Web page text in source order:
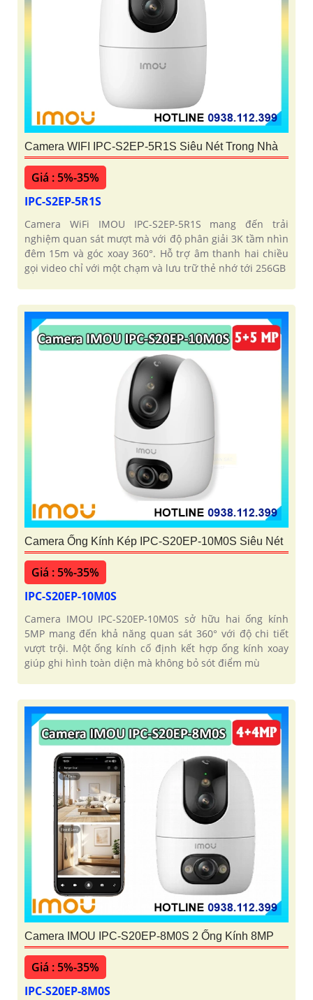
Camera WIFI IPC-S2EP-5R1S Siêu Nét Trong Nhà
Giá : 5%-35%
IPC-S2EP-5R1S
Camera WiFi IMOU IPC-S2EP-5R1S mang đến trải
nghiệm quan sát mượt mà với độ phân giải 3K tầm nhìn
đêm 15m và góc xoay 360°. Hỗ trợ âm thanh hai chiều
gọi video chỉ với một chạm và lưu trữ thẻ nhớ tới 256GB
Camera Ống Kính Kép IPC-S20EP-10M0S Siêu Nét
Giá : 5%-35%
IPC-S20EP-10M0S
Camera IMOU IPC-S20EP-10M0S sở hữu hai ống kính
5MP mang đến khả năng quan sát 360° với độ chi tiết
vượt trội. Một ống kính cố định kết hợp ống kính xoay
giúp ghi hình toàn diện mà không bỏ sót điểm mù
Camera IMOU IPC-S20EP-8M0S 2 Ống Kính 8MP
Giá : 5%-35%
IPC-S20EP-8M0S